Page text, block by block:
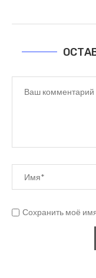
Сохранить моё